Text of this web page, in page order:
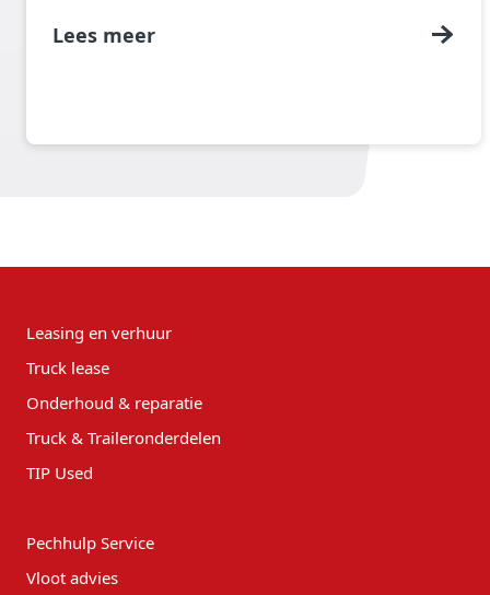
Lees meer
Leasing en verhuur
Truck lease
Onderhoud & reparatie
Truck & Traileronderdelen
TIP Used
Pechhulp Service
Vloot advies